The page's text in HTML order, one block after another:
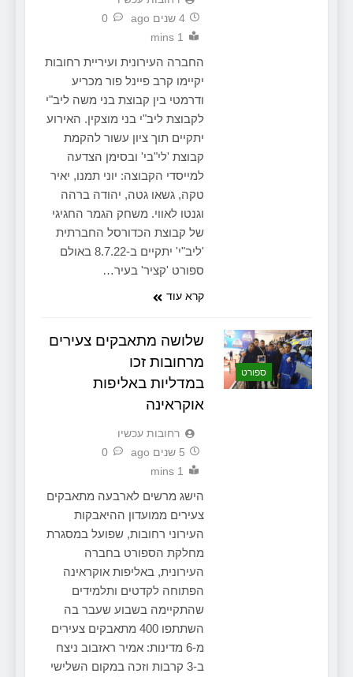
4 שנים ago
0
1 mins
החברה העירונית ועיריית רחובות
יקיימו קרב פיינל פור מכריע
ודרמטי בין קבוצת בני משה ליב"י
לקבוצת ליב"י בני מוצקין. האירוע
יתקיים תוך ציון עשור להקמת
קבוצת 'לי"בי' ובסימן הצדעה
למייסדי הקבוצה: יוני תמנו, יאיר
טקה, גשאו גטה, יהודה ברהה
וגנטו לאווי. משחק הגמר החגיגי
של קבוצת הכדורסל החברתית
'ליב"י' יתקיים ב-8.7.22 באולם
ספורט 'קציר' בעיר…
קרא עוד
ספורט
שלושה מתאבקים צעירים
מרחובות זכו
במדליות באליפות
אוקראינה
‫רחובות עכשיו
5 שנים ago
0
1 mins
הישג מרשים לארבעה מתאבקים
צעירים ממועדון ההיאבקות
העירוני רחובות, שפועל במסגרת
מחלקת הספורט בחברה
העירונית, באליפות אוקראינה
הפתוחה לקדטים ותלמידים
שהתקיימה בשבוע שעבר בה
השתתפו 400 מתאבקים צעירים
מ-6 מדינות: אמיר ראזבוב ניצח
ב-3 קרבות וזכה במקום השלישי